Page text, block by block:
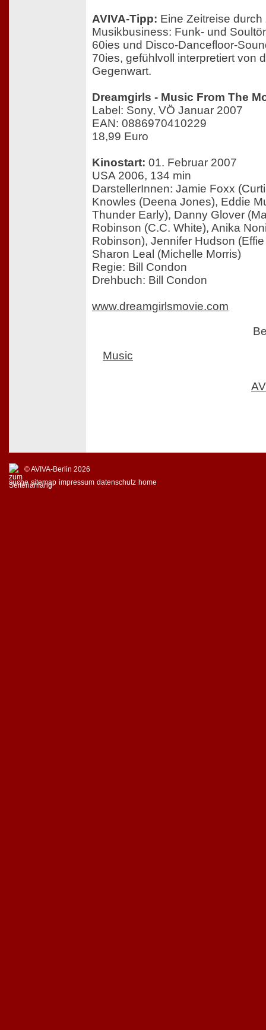
AVIVA-Tipp: Eine Zeitreise
Musikbusiness: Funk- und
60ies und Disco-Dancefloor-
70ies, gefühlvoll interpretiert von
Gegenwart.
Dreamgirls - Music From The
Label: Sony, VÖ Januar 2007
EAN: 0886970410229
18,99 Euro
Kinostart: 01. Februar 2007
USA 2006, 134 min
DarstellerInnen: Jamie Foxx
Knowles (Deena Jones), Eddie
Thunder Early), Danny Glover
Robinson (C.C. White), Anika
Robinson), Jennifer Hudson
Sharon Leal (Michelle Morris)
Regie: Bill Condon
Drehbuch: Bill Condon
www.dreamgirlsmovie.com
Music
© AVIVA-Berlin 2026
suche sitemap impressum datenschutz home